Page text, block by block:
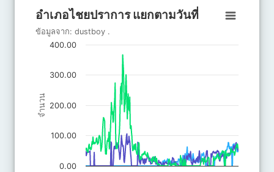
อำเภอไชยปราการ แยกตามวันที่
Line chart with 3 lines.
ข้อมูลจาก: dustboy .
The chart has 1 X axis displaying วันที่.
The chart has 1 Y axis displaying จำนวน. Data ranges from 0 to
จำนวน
อำเภอไชยปราการ แยกตามวันที่
ข้อมูลจาก: dustboy .
0.00
100.00
200.00
300.00
400.00